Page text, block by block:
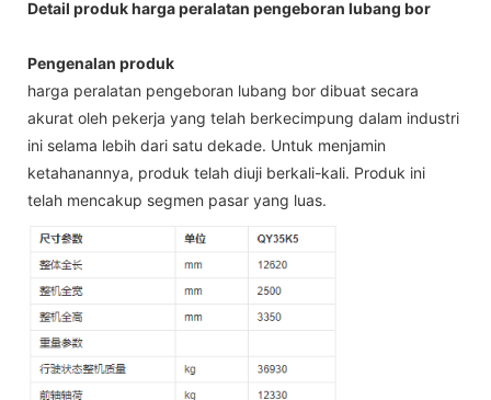
Detail produk harga peralatan pengeboran lubang bor
Pengenalan produk
harga peralatan pengeboran lubang bor dibuat secara
akurat oleh pekerja yang telah berkecimpung dalam industri
ini selama lebih dari satu dekade. Untuk menjamin
ketahanannya, produk telah diuji berkali-kali. Produk ini
telah mencakup segmen pasar yang luas.